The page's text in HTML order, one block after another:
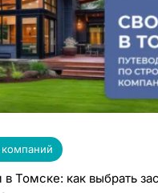
Томске: как выбрать